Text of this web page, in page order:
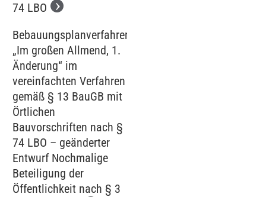
74 LBO
Bebauungsplanverfahren
„Im großen Allmend, 1.
Änderung“ im
vereinfachten Verfahren
gemäß § 13 BauGB mit
Örtlichen
Bauvorschriften nach §
74 LBO – geänderter
Entwurf Nochmalige
Beteiligung der
Öffentlichkeit nach § 3